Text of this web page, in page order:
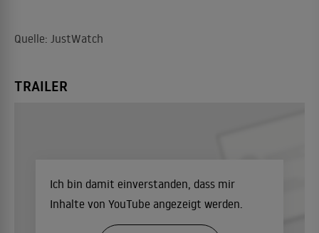
Quelle: JustWatch
TRAILER
Ich bin damit einverstanden, dass mir
Inhalte von YouTube angezeigt werden.